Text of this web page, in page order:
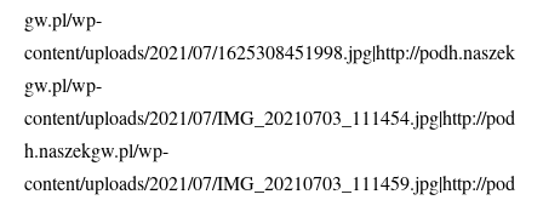
gw.pl/wp-
content/uploads/2021/07/1625308451998.jpg|http://podh.naszek
gw.pl/wp-
content/uploads/2021/07/IMG_20210703_111454.jpg|http://pod
h.naszekgw.pl/wp-
content/uploads/2021/07/IMG_20210703_111459.jpg|http://pod